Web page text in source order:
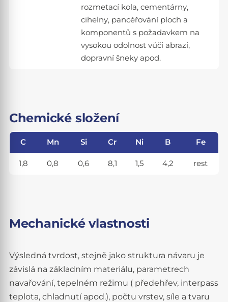
rozmetací kola, cementárny,
cihelny, pancéřování ploch a
komponentů s požadavkem na
vysokou odolnost vůči abrazi,
dopravní šneky apod.
Chemické složení
C Mn Si Cr Ni B Fe
1,8 0,8 0,6 8,1 1,5 4,2 rest
Mechanické vlastnosti
Výsledná tvrdost, stejně jako struktura návaru je
závislá na základním materiálu, parametrech
navařování, tepelném režimu ( předehřev, interpass
teplota, chladnutí apod.), počtu vrstev, síle a tvaru